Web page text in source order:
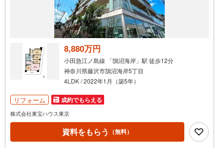
マ
イ
ペ
ジ
8,880万円
小田急江ノ島線 「鵠沼海岸」駅 徒歩12分
神奈川県藤沢市鵠沼海岸5丁目
4LDK / 2022年1月（築5年）
リフォーム 成約でもらえる
株式会社東宝ハウス東京
資料をもらう （無料）